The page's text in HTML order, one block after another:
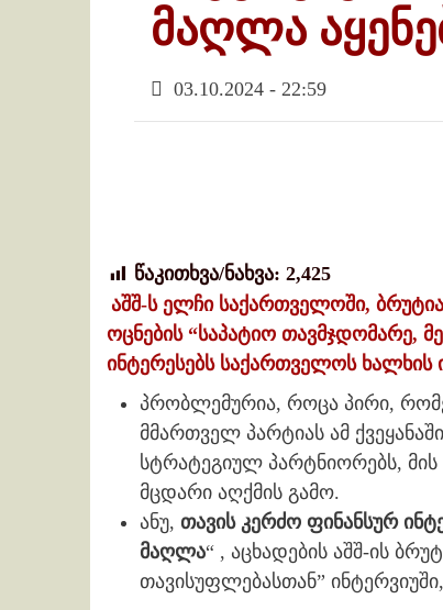
მაღლა
03.10.2024 - 22:59
წაკითხვა/ნახვა: 2,425
აშშ-ს ელჩი საქართველოში,
ოცნების “საპატიო თავმჯდომარე,
ინტერესებს საქართველოს ხალხის
პრობლემურია, როცა პირი,
მმართველ პარტიას ამ
სტრატეგიულ პარტნიორებს, მის
მცდარი აღქმის გამო.
ანუ, თავის კერძო ფინანსურ
მაღლა“ , აცხადების აშშ-ის
თავისუფლებასთან”